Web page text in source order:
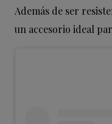
Además de ser
un accesorio ideal